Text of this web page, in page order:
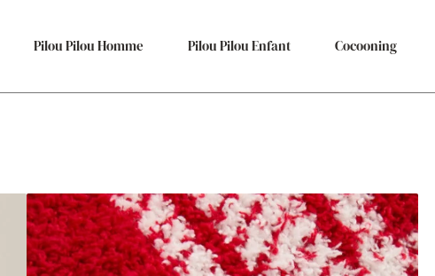
Pilou Pilou Homme Pilou Pilou Enfant Cocooning